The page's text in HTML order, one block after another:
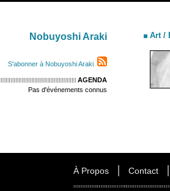
Nobuyoshi Araki
S'abonner à Nobuyoshi Araki
AGENDA
Pas d'événements connus
Art /
À Propos Contact